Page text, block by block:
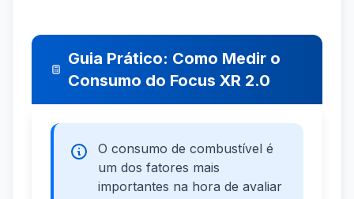
Guia Prático: Como Medir o
Consumo do Focus XR 2.0
O consumo de combustível é
um dos fatores mais
importantes na hora de avaliar